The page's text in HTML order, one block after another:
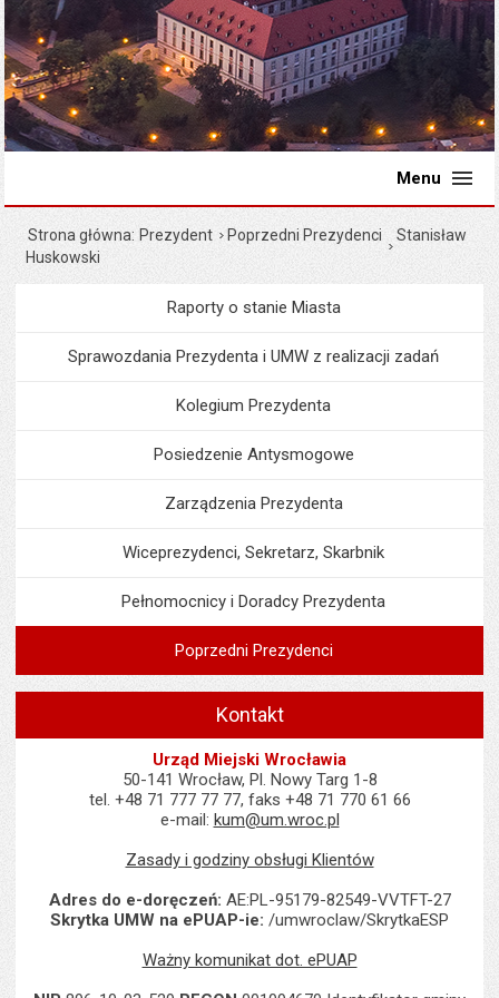
Menu
Strona główna Prezydent Poprzedni Prezydenci
Stanisław
Huskowski
MenuPrezydent
Raporty o stanie Miasta
Sprawozdania Prezydenta i UMW z realizacji zadań
Kolegium Prezydenta
Posiedzenie Antysmogowe
Zarządzenia Prezydenta
Wiceprezydenci, Sekretarz, Skarbnik
Pełnomocnicy i Doradcy Prezydenta
Poprzedni Prezydenci
Kontakt
Urząd Miejski Wrocławia
50-141 Wrocław, Pl. Nowy Targ 1-8
tel. +48 71 777 77 77, faks +48 71 770 61 66
e-mail: kum@um.wroc.pl
Zasady i godziny obsługi Klientów
Adres do e-doręczeń: AE:PL-95179-82549-VVTFT-27
Skrytka UMW na ePUAP-ie: /umwroclaw/SkrytkaESP
Ważny komunikat dot. ePUAP